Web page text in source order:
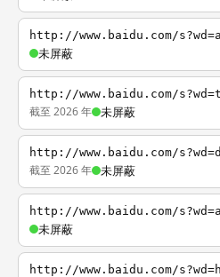
http://www.baidu.com/
未屏蔽
http://www.baidu.com/
截至 2026 年 未屏蔽
http://www.baidu.com/
截至 2026 年 未屏蔽
http://www.baidu.com/
未屏蔽
http://www.baidu.com/